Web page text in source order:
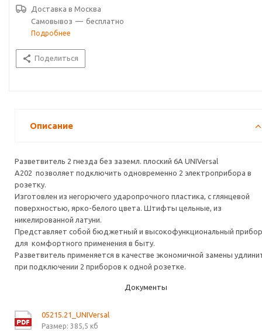
Доставка в Москва
Самовывоз — бесплатно
Подробнее
Поделиться
Описание
Разветвитель 2 гнезда без заземл. плоский 6А UNIVersal
А202 позволяет подключить одновременно 2 электроприбора в
розетку.
Изготовлен из негорючего ударопрочного пластика, c глянцевой
поверхностью, ярко-белого цвета. Штифты цельные, из
никелированной латуни.
Представляет собой бюджетный и высокофункциональный прибор
для комфортного применения в быту.
Разветвитель применяется в качестве экономичной замены
при подключении 2 приборов к одной розетке.
Документы
05215.21_UNIVersal
Размер: 385,5 кб